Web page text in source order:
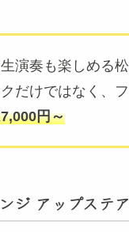
生演奏も楽しめる
クだけではなく、
円～
ジ アップステ